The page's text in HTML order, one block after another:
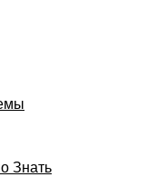
Знать